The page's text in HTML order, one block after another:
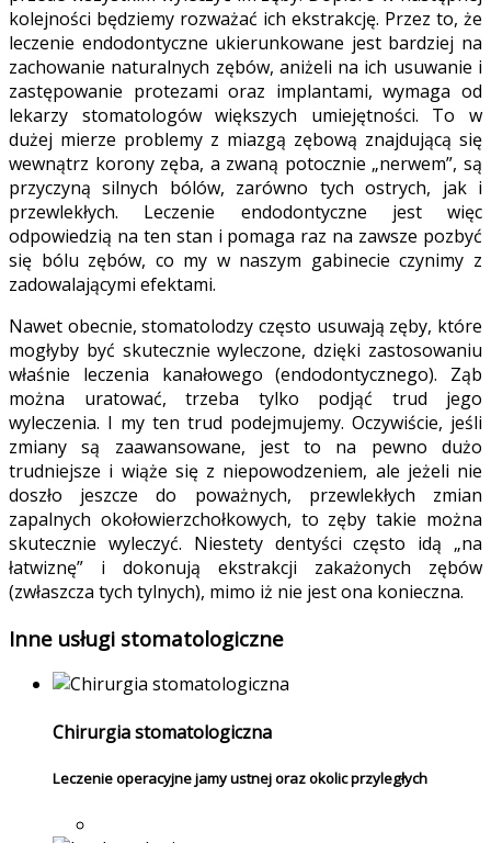
kolejności będziemy rozważać ich ekstrakcję. Przez to, że
leczenie endodontyczne ukierunkowane jest bardziej na
zachowanie naturalnych zębów, aniżeli na ich usuwanie i
zastępowanie protezami oraz implantami, wymaga od
lekarzy stomatologów większych umiejętności. To w
dużej mierze problemy z miazgą zębową znajdującą się
wewnątrz korony zęba, a zwaną potocznie „nerwem”, są
przyczyną silnych bólów, zarówno tych ostrych, jak i
przewlekłych. Leczenie endodontyczne jest więc
odpowiedzią na ten stan i pomaga raz na zawsze pozbyć
się bólu zębów, co my w naszym gabinecie czynimy z
zadowalającymi efektami.
Nawet obecnie, stomatolodzy często usuwają zęby, które
mogłyby być skutecznie wyleczone, dzięki zastosowaniu
właśnie leczenia kanałowego (endodontycznego). Ząb
można uratować, trzeba tylko podjąć trud jego
wyleczenia. I my ten trud podejmujemy. Oczywiście, jeśli
zmiany są zaawansowane, jest to na pewno dużo
trudniejsze i wiąże się z niepowodzeniem, ale jeżeli nie
doszło jeszcze do poważnych, przewlekłych zmian
zapalnych okołowierzchołkowych, to zęby takie można
skutecznie wyleczyć. Niestety dentyści często idą „na
łatwiznę” i dokonują ekstrakcji zakażonych zębów
(zwłaszcza tych tylnych), mimo iż nie jest ona konieczna.
Inne usługi stomatologiczne
Chirurgia stomatologiczna
Leczenie operacyjne jamy ustnej oraz okolic przyległych